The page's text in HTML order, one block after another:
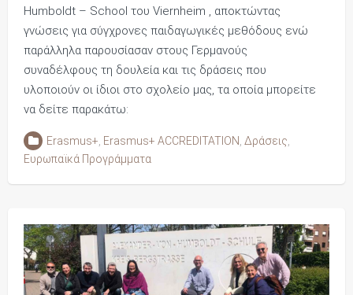
Humboldt – School του Viernheim , αποκτώντας
γνώσεις για σύγχρονες παιδαγωγικές μεθόδους ενώ
παράλληλα παρουσίασαν στους Γερμανούς
συναδέλφους τη δουλεία και τις δράσεις που
υλοποιούν οι ίδιοι στο σχολείο μας, τα οποία μπορείτε
να δείτε παρακάτω:
Erasmus+, Erasmus+ ACCREDITATION, Δράσεις,
Ευρωπαϊκά Προγράμματα